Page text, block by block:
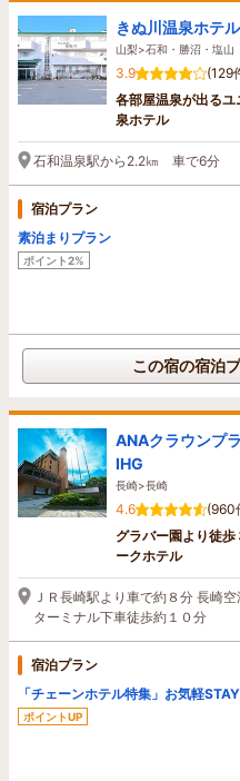
きぬ川温泉ホテル
山梨>石和・勝沼・塩山
3.9
(129
各部屋温泉が出る
泉ホテル
石和温泉駅から2.2㎞ 車で6分
宿泊プラン
素泊まりプラン
ポイント2%
この宿の宿泊
ANAクラウンプ
IHG
長崎>長崎
4.6
(960
グラバー園より徒
ークホテル
ＪＲ長崎駅より車で約８分 長崎
ターミナル下車徒歩約１０分
宿泊プラン
「チェーンホテル特集」お気軽
ポイントUP